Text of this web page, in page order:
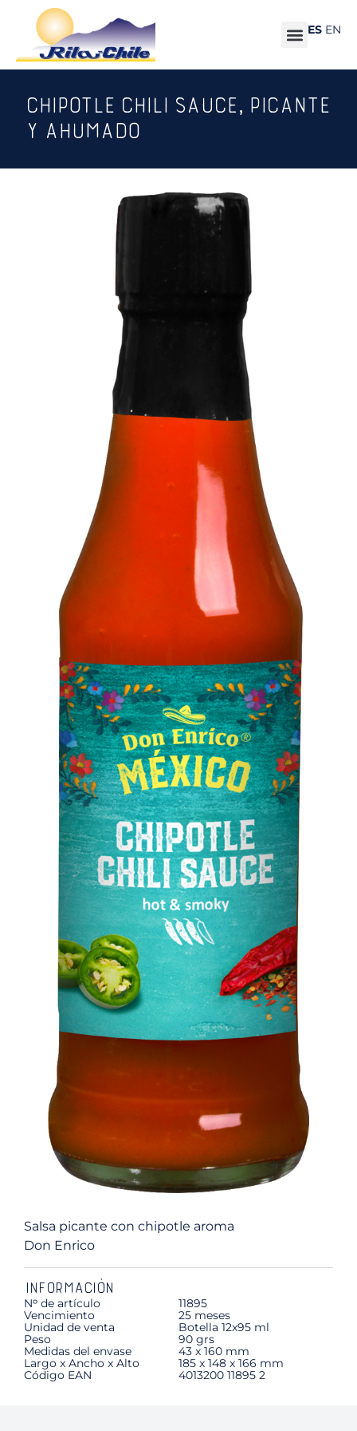
ES EN
CHIPOTLE CHILI SAUCE, PICANTE
Y AHUMADO
Salsa picante con chipotle aroma
Don Enrico
INFORMACIÓN
Nᵒ de artículo
11895
Vencimiento
25 meses
Unidad de venta
Botella 12x95 ml
Peso
90 grs
Medidas del envase
43 x 160 mm
Largo x Ancho x Alto
185 x 148 x 166 mm
Código EAN
4013200 11895 2